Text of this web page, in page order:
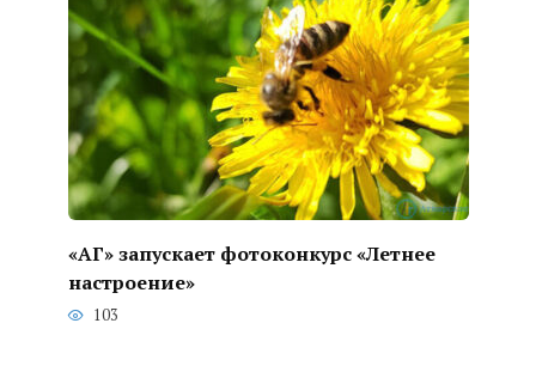
«АГ» запускает фотоконкурс «Летнее
настроение»
103